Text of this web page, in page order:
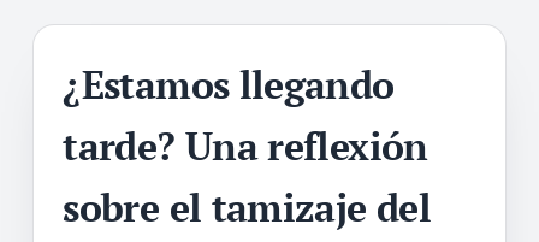
¿Estamos llegando
tarde? Una reflexión
sobre el tamizaje del